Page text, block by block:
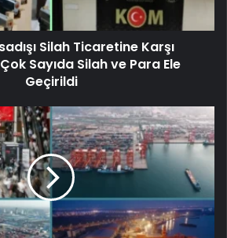
Silah Ticaretine Karşı
Sayıda Silah ve Para Ele
Geçirildi